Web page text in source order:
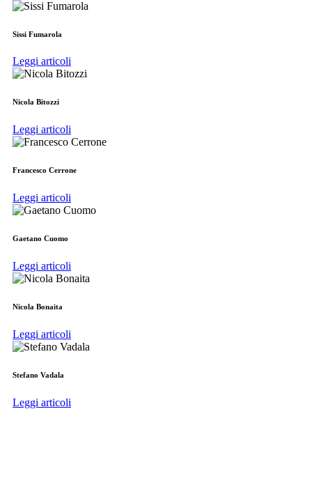
Sissi Fumarola
Leggi articoli
Nicola Bitozzi
Leggi articoli
Francesco Cerrone
Leggi articoli
Gaetano Cuomo
Leggi articoli
Nicola Bonaita
Leggi articoli
Stefano Vadala
Leggi articoli